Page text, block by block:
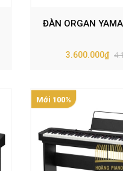
ĐÀN ORGAN
3.600.000₫
Mới 100%